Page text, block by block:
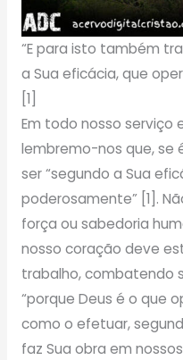
“E para isto também
a Sua eficácia, que
[1]
Em todo nosso serviço
lembremo-nos que, se
ser “segundo a Sua
poderosamente” [1].
força ou sabedoria
nosso coração deve
trabalho, combatendo
“porque Deus é o que
como o efetuar,
faz Sua obra em